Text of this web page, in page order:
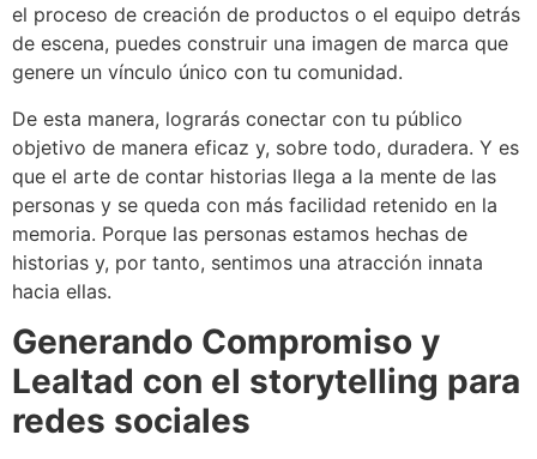
el proceso de creación de productos o el equipo detrás
de escena, puedes construir una imagen de marca que
genere un vínculo único con tu comunidad.
De esta manera, lograrás conectar con tu público
objetivo de manera eficaz y, sobre todo, duradera. Y es
que el arte de contar historias llega a la mente de las
personas y se queda con más facilidad retenido en la
memoria. Porque las personas estamos hechas de
historias y, por tanto, sentimos una atracción innata
hacia ellas.
Generando Compromiso y
Lealtad con el storytelling para
redes sociales